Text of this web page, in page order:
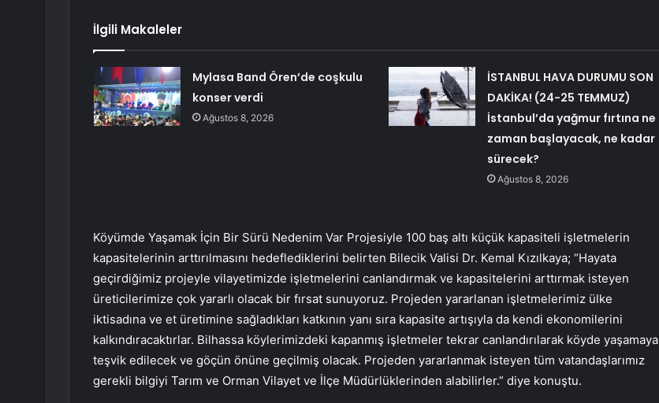
İlgili Makaleler
Mylasa Band Ören’de coşkulu
konser verdi
Ağustos 8, 2026
İSTANBUL HAVA DURUMU SON
DAKİKA! (24-25 TEMMUZ)
İstanbul’da yağmur fırtına ne
zaman başlayacak, ne kadar
sürecek?
Ağustos 8, 2026
Köyümde Yaşamak İçin Bir Sürü Nedenim Var Projesiyle 100 baş altı küçük kapasiteli işletmelerin
kapasitelerinin arttırılmasını hedeflediklerini belirten Bilecik Valisi Dr. Kemal Kızılkaya; “Hayata
geçirdiğimiz projeyle vilayetimizde işletmelerini canlandırmak ve kapasitelerini arttırmak isteyen
üreticilerimize çok yararlı olacak bir fırsat sunuyoruz. Projeden yararlanan işletmelerimiz ülke
iktisadına ve et üretimine sağladıkları katkının yanı sıra kapasite artışıyla da kendi ekonomilerini
kalkındıracaktırlar. Bilhassa köylerimizdeki kapanmış işletmeler tekrar canlandırılarak köyde yaşamaya
teşvik edilecek ve göçün önüne geçilmiş olacak. Projeden yararlanmak isteyen tüm vatandaşlarımız
gerekli bilgiyi Tarım ve Orman Vilayet ve İlçe Müdürlüklerinden alabilirler.” diye konuştu.